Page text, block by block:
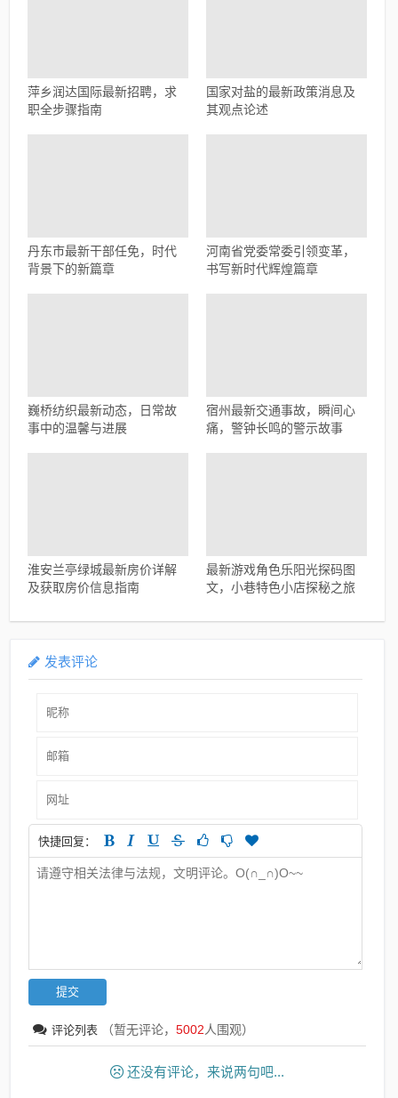
萍乡润达国际最新招聘，求
职全步骤指南
国家对盐的最新政策消息及
其观点论述
丹东市最新干部任免，时代
背景下的新篇章
河南省党委常委引领变革，
书写新时代辉煌篇章
巍桥纺织最新动态，日常故
事中的温馨与进展
宿州最新交通事故，瞬间心
痛，警钟长鸣的警示故事
淮安兰亭绿城最新房价详解
及获取房价信息指南
最新游戏角色乐阳光探码图
文，小巷特色小店探秘之旅
发表评论
快捷回复：
评论列表 （暂无评论，5002人围观）
还没有评论，来说两句吧...